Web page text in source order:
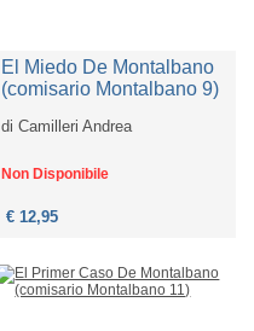
El Miedo De Montalbano
(comisario Montalbano 9)
diCamilleri Andrea
Non Disponibile
€ 12,95